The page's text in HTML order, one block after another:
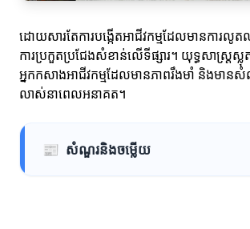
ដោយសារតែការបង្កើតអាជីវកម្មដែលមានការលូ
ការប្រកួតប្រជែងសំខាន់លើទីផ្សារ។ យុទ្ធសាស្ត្រស្
អ្នកកសាងអាជីវកម្មដែលមានភាពរឹងមាំ និងមា
លាស់នាពេលអនាគត។
📰 សំណួរនិងចម្លើយ